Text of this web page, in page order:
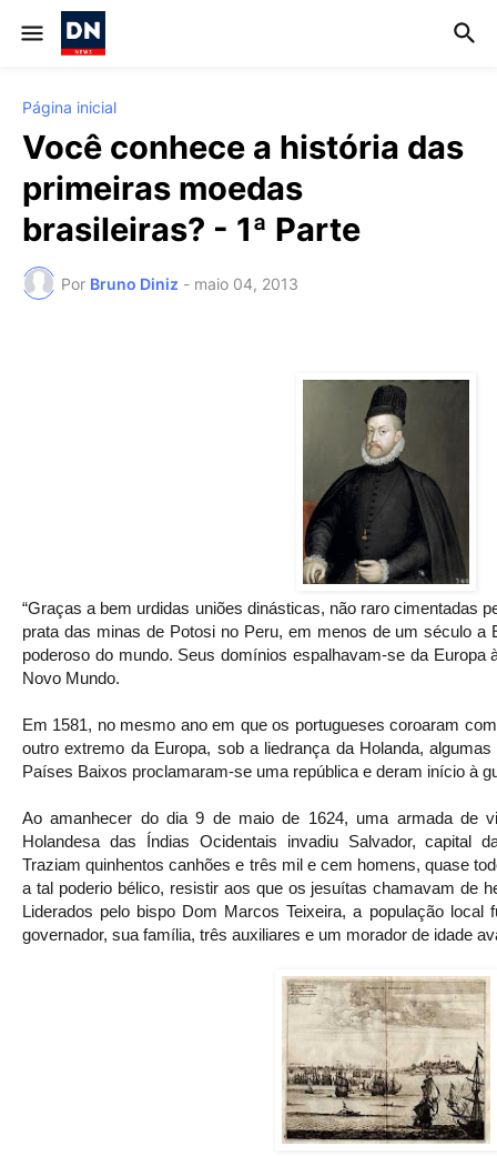
Página inicial
Você conhece a história das
primeiras moedas
brasileiras? - 1ª Parte
Por Bruno Diniz - maio 04, 2013
“Graças a bem urdidas uniões dinásticas, não raro cimentadas
prata das minas de Potosi no Peru, em menos de um século a
poderoso do mundo. Seus domínios espalhavam-se da Europa
Novo Mundo.
Em 1581, no mesmo ano em que os portugueses coroaram
outro extremo da Europa, sob a liedrança da Holanda,
Países Baixos proclamaram-se uma república e deram início à
Ao amanhecer do dia 9 de maio de 1624, uma armada de
Holandesa das Índias Ocidentais invadiu Salvador, capital
Traziam quinhentos canhões e três mil e cem homens, quase
a tal poderio bélico, resistir aos que os jesuítas chamavam de
Liderados pelo bispo Dom Marcos Teixeira, a população local
governador, sua família, três auxiliares e um morador de idade